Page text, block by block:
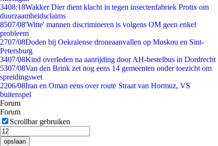
3408:18Wakker Dier dient klacht in tegen insectenfabriek Protix om
duurzaamheidsclaims
8507/08'Witte' mannen discrimineren is volgens OM geen enkel
probleem
2707/08Doden bij Oekraïense droneaanvallen op Moskou en Sint-
Petersburg
3407/08Kind overleden na aanrijding door AH-bestelbus in Dordrecht
5307/08Van den Brink zet nog eens 14 gemeenten onder toezicht om
spreidingswet
2206/08Iran en Oman eens over route Straat van Hormuz, VS
buitenspel
Forum
Forum
Scrollbar gebruiken
opslaan